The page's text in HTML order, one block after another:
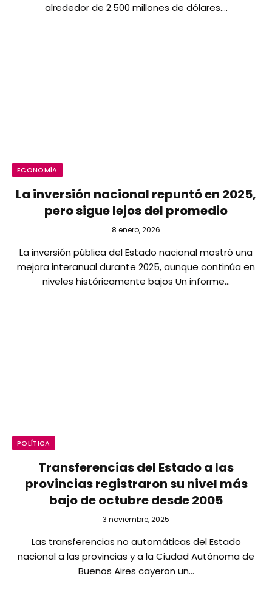
alrededor de 2.500 millones de dólares.…
ECONOMÍA
La inversión nacional repuntó en 2025,
pero sigue lejos del promedio
8 enero, 2026
La inversión pública del Estado nacional mostró una
mejora interanual durante 2025, aunque continúa en
niveles históricamente bajos Un informe…
POLÍTICA
Transferencias del Estado a las
provincias registraron su nivel más
bajo de octubre desde 2005
3 noviembre, 2025
Las transferencias no automáticas del Estado
nacional a las provincias y a la Ciudad Autónoma de
Buenos Aires cayeron un…